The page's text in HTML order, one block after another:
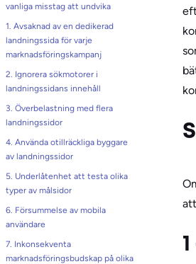
vanliga misstag att undvika
1. Avsaknad av en dedikerad
landningssida för varje
marknadsföringskampanj
2. Ignorera sökmotorer i
landningssidans innehåll
3. Överbelastning med flera
landningssidor
4. Använda otillräckliga byggare
av landningssidor
5. Underlåtenhet att testa olika
typer av målsidor
6. Försummelse av mobila
användare
7. Inkonsekventa
marknadsföringsbudskap på olika